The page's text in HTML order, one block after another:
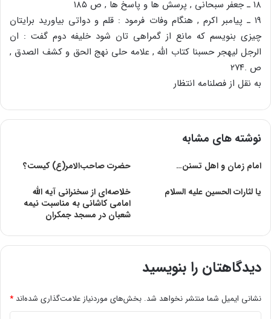
۱۸ ـ جعفر سبحانی , پرسش ها و پاسخ ها , ص ۱۸۵
۱۹ ـ پیامبر اکرم , هنگام وفات فرمود : قلم و دواتی بیاورید برایتان
چیزی بنویسم که مانع از گمراهی تان شود خلیفه دوم گفت : ان
الرجل لیهجر حسبنا کتاب الله , علامه حلی نهج الحق و کشف الصدق ,
ص .۲۷۴
به نقل از فصلنامه انتظار
نوشته های مشابه
امام زمان و اهل تسنن…
حضرت صاحب‌الامر(ع) کیست؟
یا لثارات الحسین علیه السلام
خلاصه‌اى از سخنرانى آیه الله
امامى کاشانى به مناسبت نیمه
شعبان در مسجد جمکران
دیدگاهتان را بنویسید
نشانی ایمیل شما منتشر نخواهد شد. بخش‌های موردنیاز علامت‌گذاری شده‌اند *